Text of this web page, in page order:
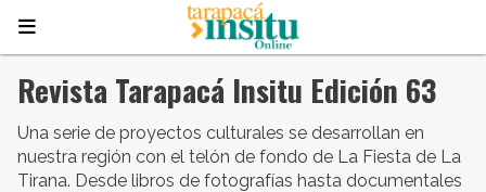
Revista Tarapacá Insitu Edición 63
Una serie de proyectos culturales se desarrollan en
nuestra región con el telón de fondo de La Fiesta de La
Tirana. Desde libros de fotografías hasta documentales